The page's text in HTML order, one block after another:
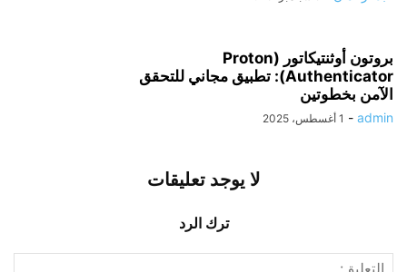
بروتون أوثنتيكاتور (Proton
Authenticator): تطبيق مجاني للتحقق
الآمن بخطوتين
admin
- 1 أغسطس، 2025
لا يوجد تعليقات
ترك الرد